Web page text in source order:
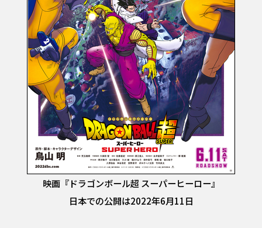
映画『ドラゴンボール超 スーパーヒーロー』
日本での公開は2022年6月11日